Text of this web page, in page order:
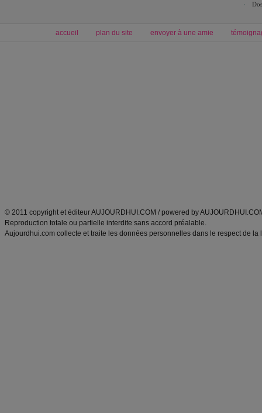
accueil plan du site envoyer à une amie
© 2011 copyright et éditeur AUJOURDHUI.COM / powered by
Reproduction totale ou partielle interdite sans accord préalable.
Aujourdhui.com collecte et traite les données personnelles dans le respect de